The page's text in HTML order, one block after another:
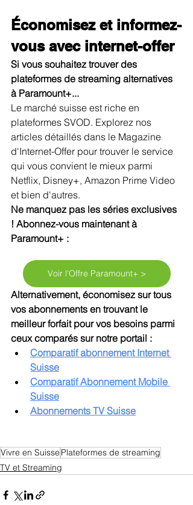
Économisez et informez-
vous avec internet-offer
Si vous souhaitez trouver des
plateformes de streaming alternatives
à Paramount+...
Le marché suisse est riche en
plateformes SVOD. Explorez nos
articles détaillés dans le Magazine
d'Internet-Offer pour trouver le service
qui vous convient le mieux parmi
Netflix, Disney+, Amazon Prime Video
et bien d'autres.
Ne manquez pas les séries exclusives
! Abonnez-vous maintenant à
Paramount+ :
Voir l'Offre Paramount+ >
Alternativement, économisez sur tous
vos abonnements en trouvant le
meilleur forfait pour vos besoins parmi
ceux comparés sur notre portail :
Comparatif abonnement Internet
Suisse
Comparatif Abonnement Mobile
Suisse
Abonnements TV Suisse
Vivre en Suisse Plateformes de streaming
TV et Streaming